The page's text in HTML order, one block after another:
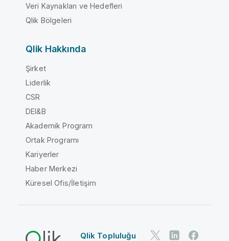
Veri Kaynakları ve Hedefleri
Qlik Bölgeleri
Qlik Hakkında
Şirket
Liderlik
CSR
DEI&B
Akademik Program
Ortak Programı
Kariyerler
Haber Merkezi
Küresel Ofis/İletişim
Qlik Topluluğu